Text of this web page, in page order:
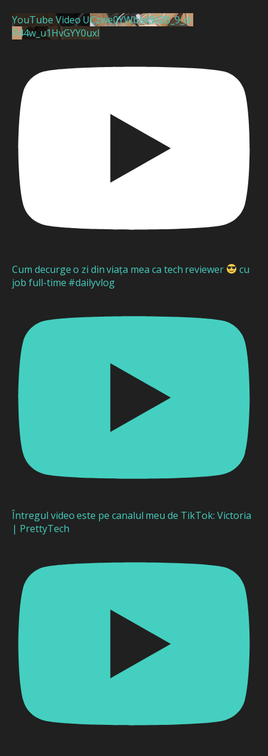
YouTube Video UCzwe0YWblwBt2B_9_d-
P44w_u1HvGYY0uxI
Cum decurge o zi din viața mea ca tech reviewer
cu
job full-time #dailyvlog
Întregul video este pe canalul meu de TikTok: Victoria
| PrettyTech